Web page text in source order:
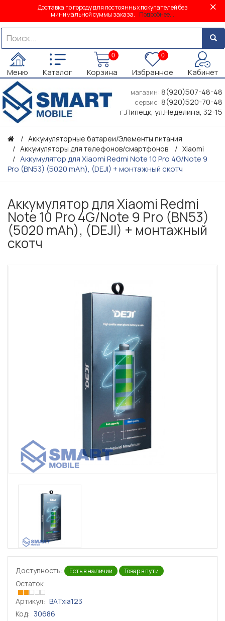
Доставка по городу для постоянных покупателей без
минимальной суммы заказа. Подробнее...
Меню Каталог
0
Корзина
0
Избранное Кабинет
магазин: 8(920)507-48-48
сервис: 8(920)520-70-48
г.Липецк, ул.Неделина, 32-15
Аккумуляторные батареи/Элементы питания
Аккумуляторы для телефонов/смартфонов
Xiaomi
Аккумулятор для Xiaomi Redmi Note 10 Pro 4G/Note 9
Pro (BN53) (5020 mAh), (DEJI) + монтажный скотч
Аккумулятор для Xiaomi Redmi
Note 10 Pro 4G/Note 9 Pro (BN53)
(5020 mAh), (DEJI) + монтажный
скотч
Доступность: Есть в наличии Товар в пути
Остаток
Артикул: BATxia123
Код: 30686